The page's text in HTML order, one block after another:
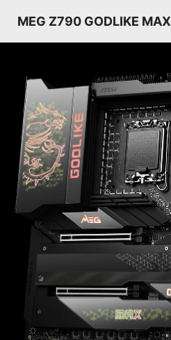
MEG Z790 GODLIKE MAX